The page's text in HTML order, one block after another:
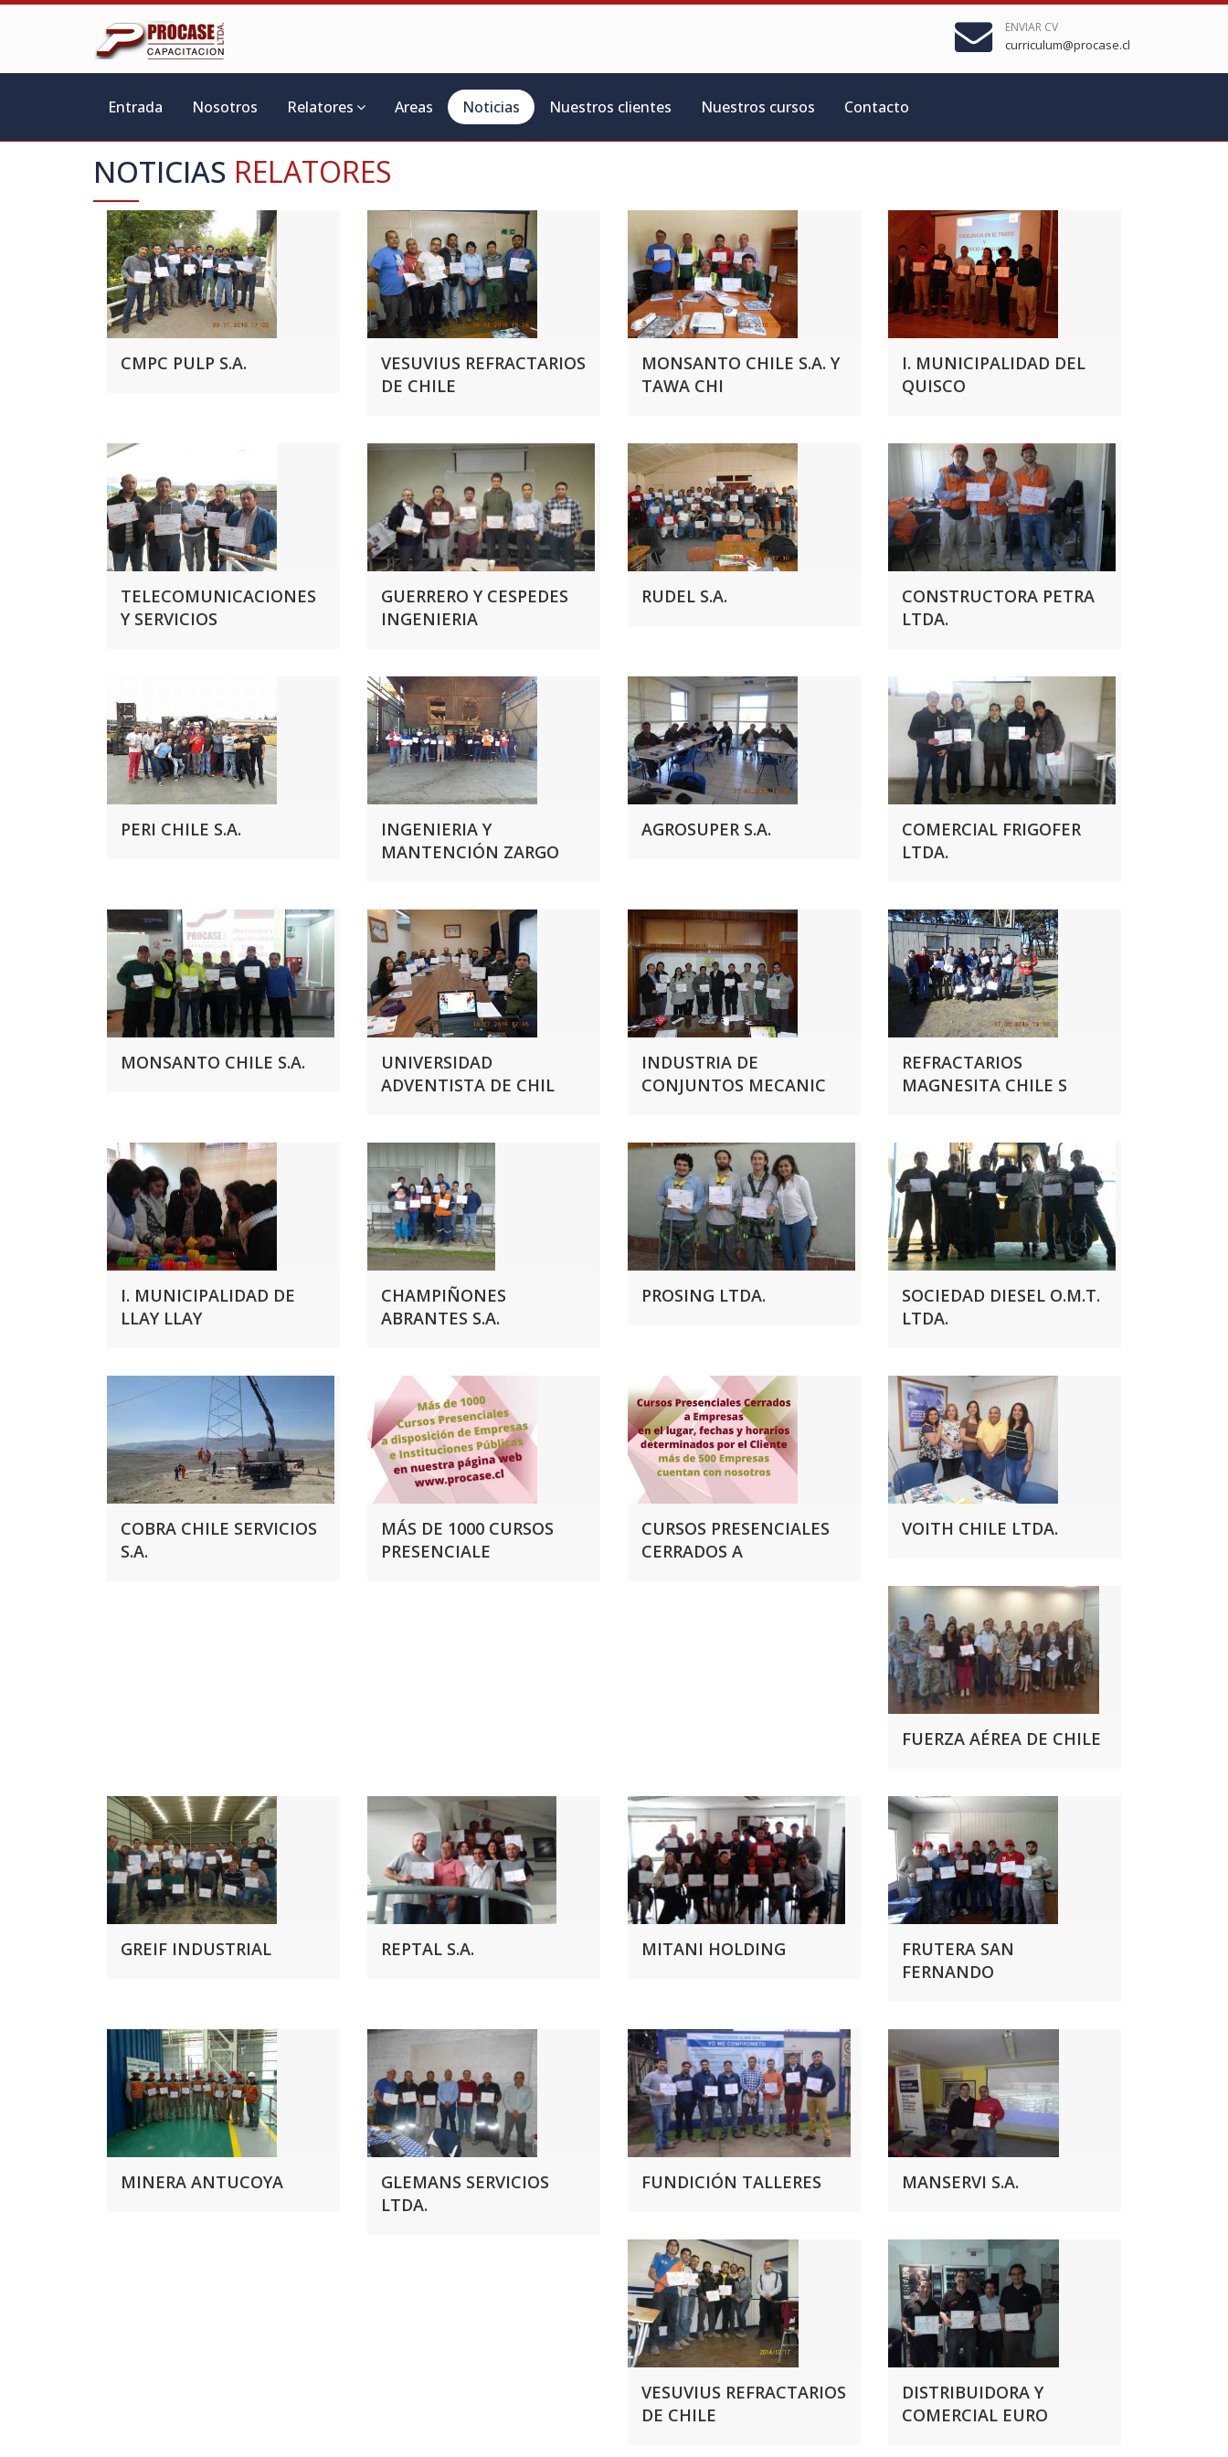
ENVIAR CV
curriculum@procase.cl
Entrada Nosotros Relatores Areas Noticias Nuestros clientes Nuestros cursos Contacto
NOTICIAS RELATORES
CMPC PULP S.A.
VESUVIUS REFRACTARIOS
DE CHILE
MONSANTO CHILE S.A. Y
TAWA CHI
I. MUNICIPALIDAD DEL
QUISCO
TELECOMUNICACIONES
Y SERVICIOS
GUERRERO Y CESPEDES
INGENIERIA
RUDEL S.A.
CONSTRUCTORA PETRA
LTDA.
PERI CHILE S.A.
INGENIERIA Y
MANTENCIÓN ZARGO
AGROSUPER S.A.
COMERCIAL FRIGOFER
LTDA.
MONSANTO CHILE S.A.
UNIVERSIDAD
ADVENTISTA DE CHIL
INDUSTRIA DE
CONJUNTOS MECANIC
REFRACTARIOS
MAGNESITA CHILE S
I. MUNICIPALIDAD DE
LLAY LLAY
CHAMPIÑONES
ABRANTES S.A.
PROSING LTDA.
SOCIEDAD DIESEL O.M.T.
LTDA.
COBRA CHILE SERVICIOS
S.A.
MÁS DE 1000 CURSOS
PRESENCIALE
CURSOS PRESENCIALES
CERRADOS A
VOITH CHILE LTDA.
FUERZA AÉREA DE CHILE
GREIF INDUSTRIAL REPTAL S.A. MITANI HOLDING
FRUTERA SAN
FERNANDO
MINERA ANTUCOYA
GLEMANS SERVICIOS
LTDA.
FUNDICIÓN TALLERES MANSERVI S.A.
VESUVIUS REFRACTARIOS
DE CHILE
DISTRIBUIDORA Y
COMERCIAL EURO